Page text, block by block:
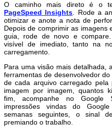
O caminho mais direto é o
PageSpeed Insights. Rode a
otimizar e anote a nota de
Depois de comprimir as imagens
guia, rode de novo e
visível de imediato, tanto na
carregamento.
Para uma visão mais detalhada,
ferramentas de desenvolvedor
de cada arquivo carregado pela
imagem por imagem, quantos
fim, acompanhe no Google
impressões vindas do
semanas seguintes, o sinal
premiando o trabalho.